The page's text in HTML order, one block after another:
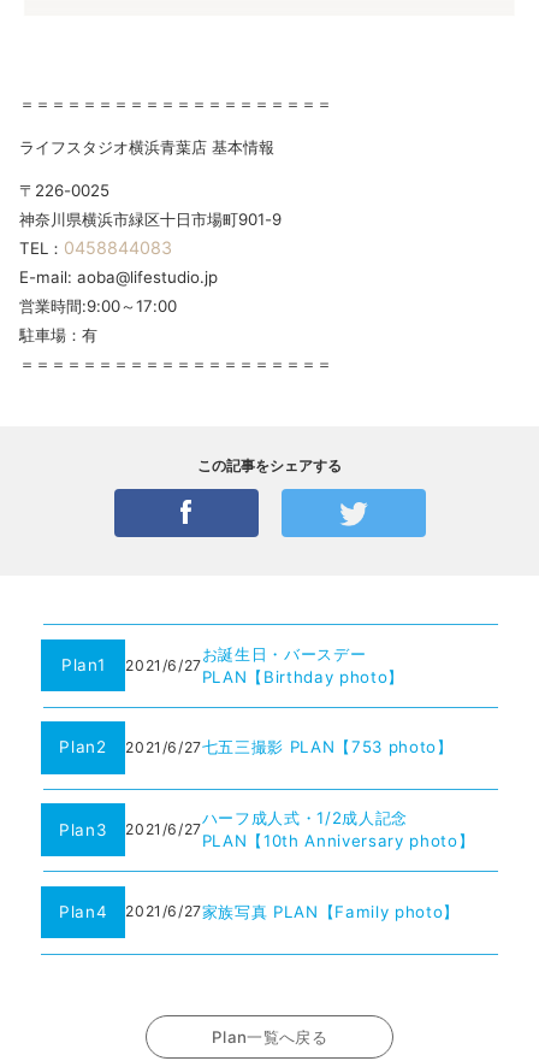
＝＝＝＝＝＝＝＝＝＝＝＝＝＝＝＝＝＝＝＝
ライフスタジオ横浜青葉店 基本情報
〒226-0025
神奈川県横浜市緑区十日市場町901-9
TEL： 0458844083
E-mail: aoba@lifestudio.jp
営業時間:9:00～17:00
駐車場：有
＝＝＝＝＝＝＝＝＝＝＝＝＝＝＝＝＝＝＝＝
この記事をシェアする
Plan1 2021/6/27
お誕生日・バースデー
PLAN【Birthday photo】
Plan2 2021/6/27七五三撮影 PLAN【753 photo】
Plan3 2021/6/27
ハーフ成人式・1/2成人記念
PLAN【10th Anniversary photo】
Plan4 2021/6/27家族写真 PLAN【Family photo】
Plan一覧へ戻る